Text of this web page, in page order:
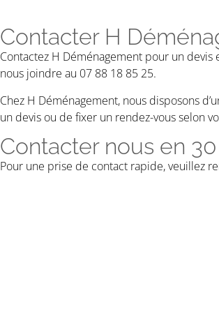
Contacter H
Contactez H Déménagement pour un
nous joindre au 07 88 18 85 25.
Chez H Déménagement, nous disposons
un devis ou de fixer un rendez-vous selon
Contacter nous en
Pour une prise de contact rapide, veuillez